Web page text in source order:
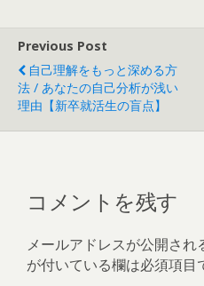
Previous Post
自己理解をもっと深める方
法 / あなたの自己分析が浅い
理由【新卒就活生の盲点】
コメントを残す
メールアドレスが公開され
が付いている欄は必須項目